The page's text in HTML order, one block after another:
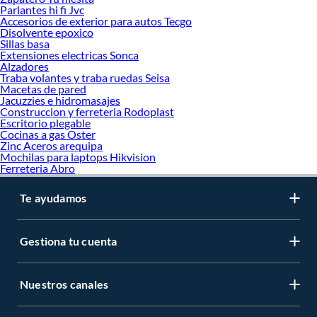
Parlantes hi fi Jvc
Accesorios de exterior para autos Tecgo
Disolvente epoxico
Sillas basa
Extensiones electricas Sonca
Alzadores
Traba volantes y traba ruedas Seisa
Macetas de pared
Jacuzzies e hidromasajes
Construccion y ferreteria Rodoplast
Escritorio plegable
Cocinas a gas Oster
Zinc Aceros arequipa
Mochilas para laptops Hikvision
Ferreteria Abro
Te ayudamos
Gestiona tu cuenta
Nuestros canales